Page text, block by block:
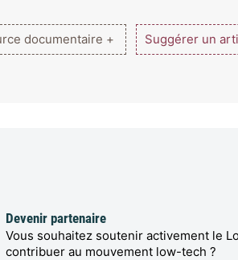
documentaire + Suggérer un
Devenir partenaire
Vous souhaitez soutenir activement le
contribuer au mouvement low-tech ?